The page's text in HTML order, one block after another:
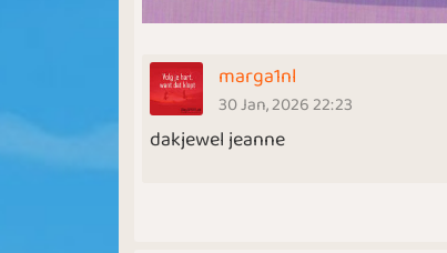
marga1nl
30 Jan, 2026 22:23
dakjewel jeanne